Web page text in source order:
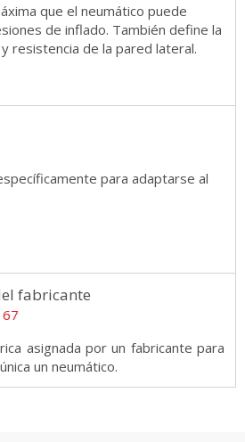
que el neumático puede
de inflado. También define la
resistencia de la pared lateral.
para adaptarse al
fabricante
asignada por un fabricante para
un neumático.